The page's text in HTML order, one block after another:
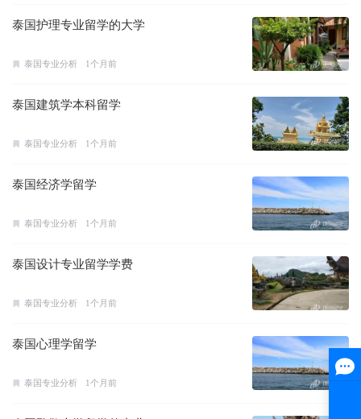
泰国护理专业留学的大学
泰国专业分析 1个月前
泰国建筑学本科留学
泰国专业分析 1个月前
泰国经济学留学
泰国专业分析 1个月前
泰国设计专业留学学费
泰国专业分析 1个月前
泰国心理学留学
泰国专业分析 1个月前